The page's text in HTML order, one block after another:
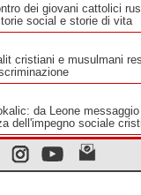
dei giovani cattolici
social e storie di vita
cristiani e musulmani
da Leone messaggio
dell'impegno sociale
raid russi: sotto attacco